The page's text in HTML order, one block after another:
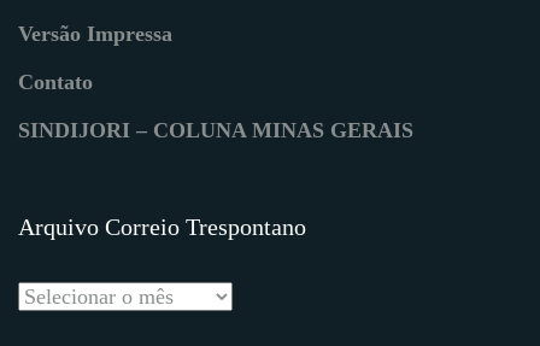
Versão Impressa
Contato
SINDIJORI – COLUNA MINAS GERAIS
Arquivo Correio Trespontano